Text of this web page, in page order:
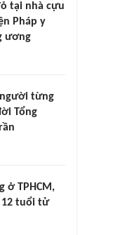
tại nhà cựu
Pháp y
ương
người từng
Tổng
ở TPHCM,
12 tuổi tử